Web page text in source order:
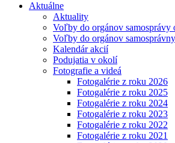
Aktuálne
Aktuality
Voľby do orgánov samosprávy
Voľby do orgánov
Kalendár akcií
Podujatia v okolí
Fotografie a videá
Fotogalérie z roku 2026
Fotogalérie z roku 2025
Fotogalérie z roku 2024
Fotogalérie z roku 2023
Fotogalérie z roku 2022
Fotogalérie z roku 2021